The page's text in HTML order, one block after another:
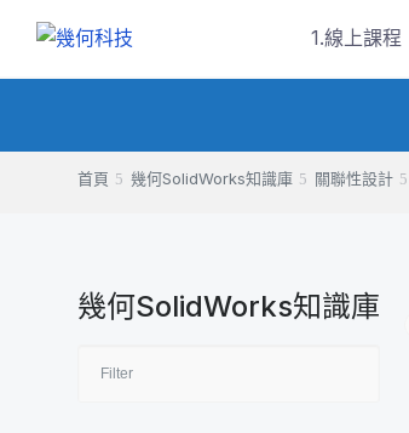
content
1.線上課程
首頁 幾何SolidWorks知識庫 關聯性設計
幾何SolidWorks知識庫